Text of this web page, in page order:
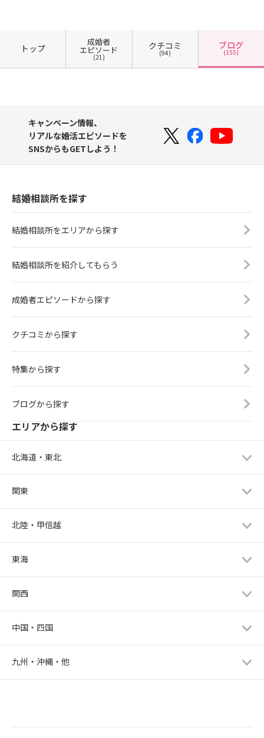
トップ
成婚者
エピソード
(21)
クチコミ
(94)
ブログ
(155)
キャンペーン情報、
リアルな婚活エピソードを
SNSからもGETしよう！
結婚相談所を探す
結婚相談所をエリアから探す
結婚相談所を紹介してもらう
成婚者エピソードから探す
クチコミから探す
特集から探す
ブログから探す
エリアから探す
北海道・東北
関東
北陸・甲信越
東海
関西
中国・四国
九州・沖縄・他